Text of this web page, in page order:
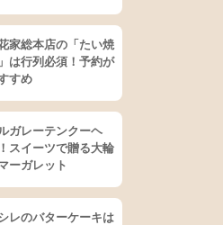
家総本店の「たい焼
は行列必須！予約が
すめ
ガレーテンクーヘ
スイーツで贈る大輪
ーガレット
レのバターケーキは